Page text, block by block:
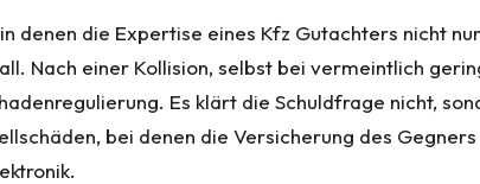
denen die Expertise eines Kfz Gutachters nicht
Nach einer Kollision, selbst bei vermeintlich
Es klärt die Schuldfrage nicht,
bei denen die Versicherung des